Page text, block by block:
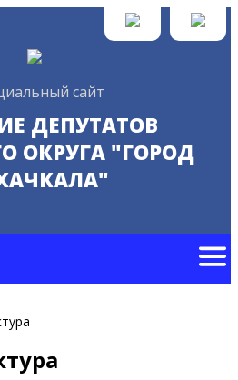
сайт
ДЕПУТАТОВ
ОКРУГА "ГОРОД